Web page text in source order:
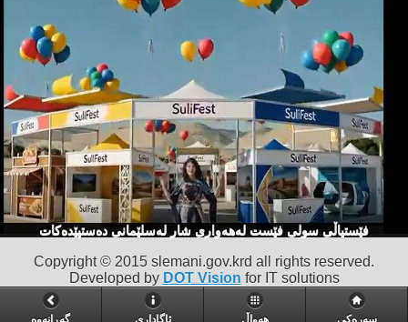
فێستیاڵی سولی فێست لەهەواری شار لەسلێمانی دەستپێدەكات
Copyright © 2015 slemani.gov.krd all rights reserved.
Developed by DOT Vision for IT solutions
سەرەکی هەواڵ ئاگاداری گه‌ڕانه‌وه‌